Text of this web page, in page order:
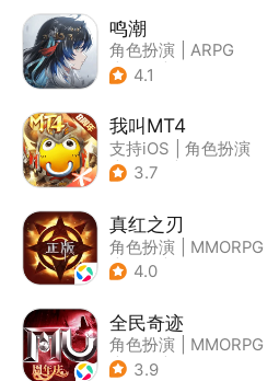
鸣潮
角色扮演
ARPG
| 冒险
4.1
我叫MT4
支持iOS
角色扮演
| ARPG
3.7
真红之刃
角色扮演
MMORPG
| 魔法
4.0
全民奇迹
角色扮演
MMORPG
| 奇幻
3.9